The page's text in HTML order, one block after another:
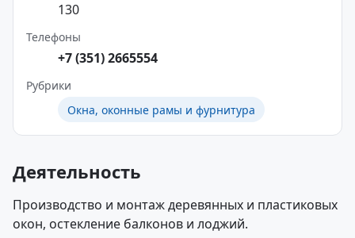
130
Телефоны
+7 (351) 2665554
Рубрики
Окна, оконные рамы и фурнитура
Деятельность
Производство и монтаж деревянных и пластиковых
окон, остекление балконов и лоджий.